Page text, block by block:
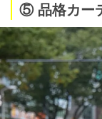
⑤ 品格カー